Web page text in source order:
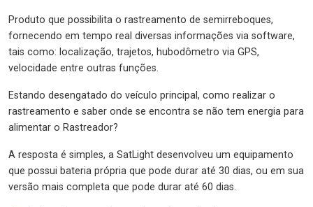
Produto que possibilita o rastreamento de semirreboques,
fornecendo em tempo real diversas informações via software,
tais como: localização, trajetos, hubodômetro via GPS,
velocidade entre outras funções.
Estando desengatado do veículo principal, como realizar o
rastreamento e saber onde se encontra se não tem energia para
alimentar o Rastreador?
A resposta é simples, a SatLight desenvolveu um equipamento
que possui bateria própria que pode durar até 30 dias, ou em sua
versão mais completa que pode durar até 60 dias.